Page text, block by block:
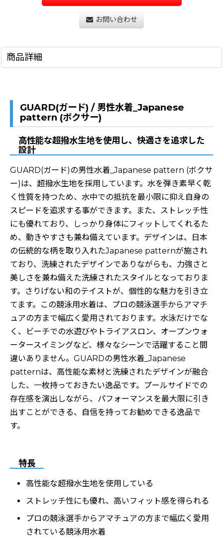
お問い合わせ
商品詳細
GUARD(ガード) / 男性水着_Japanese
pattern (ボクサー)
高性能な超撥水生地を使用し、快適さを追求した
設計
GUARD(ガード)の男性水着_Japanese pattern (ボクサ
ー)は、超撥水生地を採用しています。水を弾き素早く乾
く性質を持つため、水中での抵抗を最小限に抑え自身の
スピードを追求する事ができます。また、ストレッチ性
にも優れており、しっかり身体にフィットしてくれるた
め、動きやすさも兼ね備えています。デザインは、日本
の伝統的な柄を取り入れたJapanese patternが施され
ており、洗練されたデザインでありながらも、力強さと
美しさを兼ね備えた洗練されたスタイルとなっておりま
す。さりげない和のテイストが、個性的な魅力を引き立
てます。この競泳用水着は、プロの競泳選手からアマチ
ュアの方まで幅広く愛用されております。水泳だけでな
く、ビーチでの水遊びやトライアスロン、オープンウォ
ータースイミングなど、様々なシーンで活躍すること間
違いありません。GUARDの男性水着_Japanese
patternは、高性能な素材と洗練されたデザインが融合
した、一枚持っておきたい逸品です。プールサイドでの
存在感を演出しながら、パフォーマンスを最大限に引き
出すことができる、自信を持ってお勧めできる逸品で
す。
特長
高性能な超撥水生地を使用している
ストレッチ性にも優れ、高いフィット感を得られる
プロの競泳選手からアマチュアの方まで幅広く愛用
されている競泳用水着